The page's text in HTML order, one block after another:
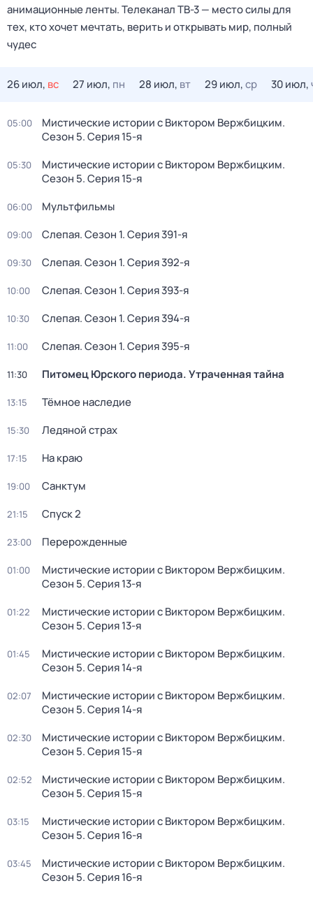
анимационные ленты. Телеканал ТВ-3 — место силы для
тех, кто хочет мечтать, верить и открывать мир, полный
чудес
26 июл, вс 27 июл, пн 28 июл, вт 29 июл,ср 30 июл,
05:00 Мистические истории с Виктором Вержбицким.
Сезон 5. Серия 15-я
05:30 Мистические истории с Виктором Вержбицким.
Сезон 5. Серия 15-я
06:00 Мультфильмы
09:00 Слепая. Сезон 1. Серия 391-я
09:30 Слепая. Сезон 1. Серия 392-я
10:00 Слепая. Сезон 1. Серия 393-я
10:30 Слепая. Сезон 1. Серия 394-я
11:00 Слепая. Сезон 1. Серия 395-я
11:30 Питомец Юрского периода. Утраченная тайна
13:15 Тёмное наследие
15:30 Ледяной страх
17:15 На краю
19:00 Санктум
21:15 Спуск 2
23:00 Перерожденные
01:00 Мистические истории с Виктором Вержбицким.
Сезон 5. Серия 13-я
01:22 Мистические истории с Виктором Вержбицким.
Сезон 5. Серия 13-я
01:45 Мистические истории с Виктором Вержбицким.
Сезон 5. Серия 14-я
02:07 Мистические истории с Виктором Вержбицким.
Сезон 5. Серия 14-я
02:30 Мистические истории с Виктором Вержбицким.
Сезон 5. Серия 15-я
02:52 Мистические истории с Виктором Вержбицким.
Сезон 5. Серия 15-я
03:15 Мистические истории с Виктором Вержбицким.
Сезон 5. Серия 16-я
03:45 Мистические истории с Виктором Вержбицким.
Сезон 5. Серия 16-я